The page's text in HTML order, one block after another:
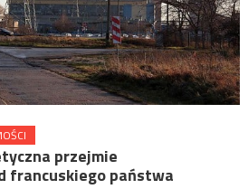
przejmie
francuskiego państwa